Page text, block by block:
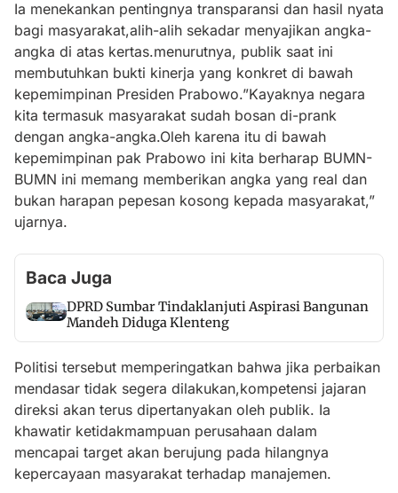
Ia menekankan pentingnya transparansi dan hasil nyata
bagi masyarakat,alih-alih sekadar menyajikan angka-
angka di atas kertas.menurutnya, publik saat ini
membutuhkan bukti kinerja yang konkret di bawah
kepemimpinan Presiden Prabowo.”Kayaknya negara
kita termasuk masyarakat sudah bosan di-prank
dengan angka-angka.Oleh karena itu di bawah
kepemimpinan pak Prabowo ini kita berharap BUMN-
BUMN ini memang memberikan angka yang real dan
bukan harapan pepesan kosong kepada masyarakat,”
ujarnya.
Baca Juga
DPRD Sumbar Tindaklanjuti Aspirasi Bangunan
Mandeh Diduga Klenteng
Politisi tersebut memperingatkan bahwa jika perbaikan
mendasar tidak segera dilakukan,kompetensi jajaran
direksi akan terus dipertanyakan oleh publik. Ia
khawatir ketidakmampuan perusahaan dalam
mencapai target akan berujung pada hilangnya
kepercayaan masyarakat terhadap manajemen.